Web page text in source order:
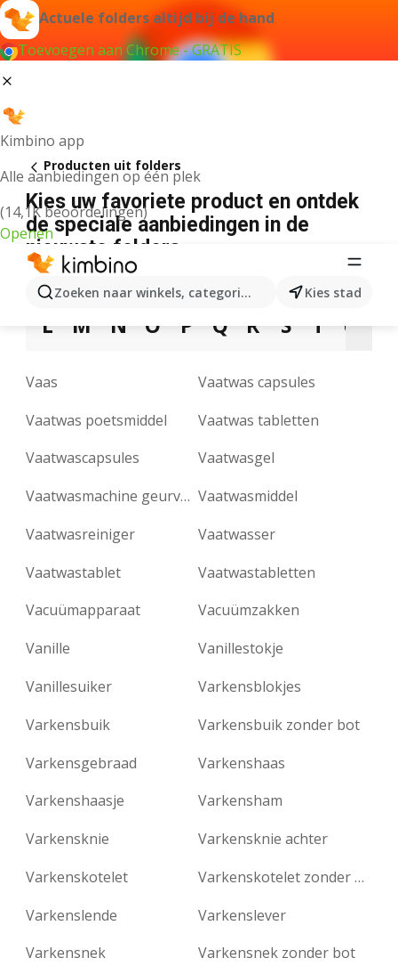
Actuele folders altijd bij de hand
Toevoegen aan Chrome - GRATIS
Kimbino app
Alle aanbiedingen op één plek
(14,1K beoordelingen)
Openen
Zoeken naar winkels, categorieën, producten...
Kies stad
Producten uit folders
Kies uw favoriete product en ontdek
de speciale aanbiedingen in de
nieuwste folders
3 5 7 9 A B D E F
L
M N O P Q R S T U
Vaas
Vaatwas capsules
Vaatwas poetsmiddel
Vaatwas tabletten
Vaatwascapsules
Vaatwasgel
Vaatwasmachine geurverfrisser Vaatwasmiddel
Vaatwasreiniger
Vaatwasser
Vaatwastablet
Vaatwastabletten
Vacuümapparaat
Vacuümzakken
Vanille
Vanillestokje
Vanillesuiker
Varkensblokjes
Varkensbuik
Varkensbuik zonder bot
Varkensgebraad
Varkenshaas
Varkenshaasje
Varkensham
Varkensknie
Varkensknie achter
Varkenskotelet
Varkenskotelet zonder bot
Varkenslende
Varkenslever
Varkensnek
Varkensnek zonder bot